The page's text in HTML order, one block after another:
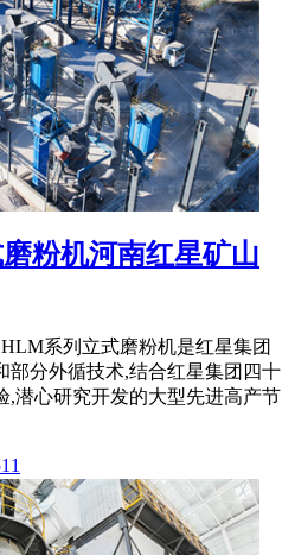
粉机河南红星矿山
系列立式磨粉机是红星集团
部分外循技术,结合红星集团四十
,潜心研究开发的大型先进高产节